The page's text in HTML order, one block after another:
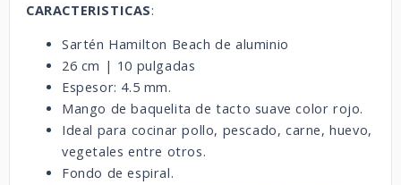
CARACTERISTICAS:
Sartén Hamilton Beach de aluminio
26 cm | 10 pulgadas
Espesor: 4.5 mm.
Mango de baquelita de tacto suave color rojo.
Ideal para cocinar pollo, pescado, carne, huevo,
vegetales entre otros.
Fondo de espiral.